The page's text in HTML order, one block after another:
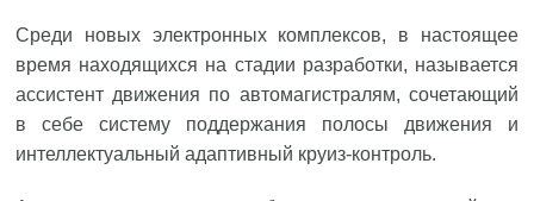
Среди новых электронных комплексов, в настоящее
время находящихся на стадии разработки, называется
ассистент движения по автомагистралям, сочетающий
в себе систему поддержания полосы движения и
интеллектуальный адаптивный круиз-контроль.